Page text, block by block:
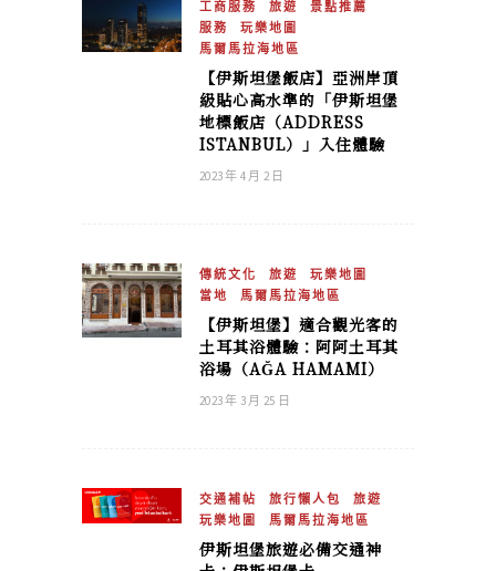
工商服務 旅遊
景點推薦
服務
玩樂地圖
馬爾馬拉海地區
【伊斯坦堡飯店】亞洲岸頂
級貼心高水準的「伊斯坦堡
地標飯店（ADDRESS
ISTANBUL）」入住體驗
2023 年 4 月 2 日
傳統文化 旅遊
玩樂地圖
當地
馬爾馬拉海地區
【伊斯坦堡】適合觀光客的
土耳其浴體驗：阿阿土耳其
浴場（AĞA HAMAMI）
2023 年 3 月 25 日
交通補帖 旅行懶人包
旅遊
玩樂地圖
馬爾馬拉海地區
伊斯坦堡旅遊必備交通神